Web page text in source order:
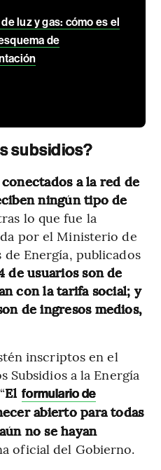
luz y gas: cómo es el
de
subsidios?
a la red de
ningún tipo de
lo que fue la
por el Ministerio de
de Energía, publicados
de usuarios son de
con la tarifa social; y
de ingresos medios,
inscriptos en el
Subsidios a la Energía
“El formulario de
abierto para todas
no se hayan
oficial del Gobierno.